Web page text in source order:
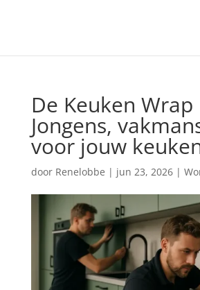
De Keuken Wrap
Jongens,
voor jouw
door Renelobbe | jun 23, 2026|